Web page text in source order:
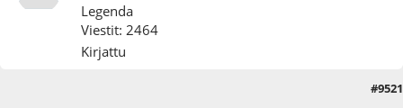
Legenda
Viestit: 2464
Kirjattu
#9521